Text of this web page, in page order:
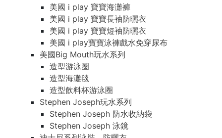
美國 i play 寶寶海灘褲
美國 i play 寶寶長袖防曬衣
美國 i play 寶寶短袖防曬衣
美國 i play寶寶泳褲戲水免穿尿布
美國Big Mouth玩水系列
造型游泳圈
造型海灘毯
造型飲料杯游泳圈
Stephen Joseph玩水系列
Stephen Joseph 防水收納袋
Stephen Joseph 泳鏡